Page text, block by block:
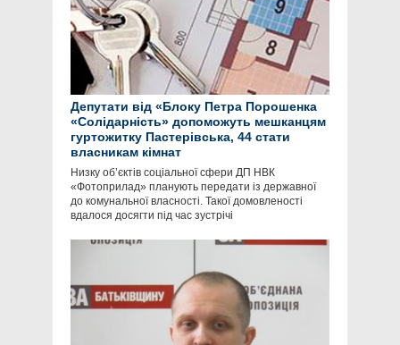
Депутати від «Блоку Петра Порошенка
«Солідарність» допоможуть мешканцям
гуртожитку Пастерівська, 44 стати
власникам кімнат
Низку об’єктів соціальної сфери ДП НВК
«Фотоприлад» планують передати із державної
до комунальної власності. Такої домовленості
вдалося досягти під час зустрічі